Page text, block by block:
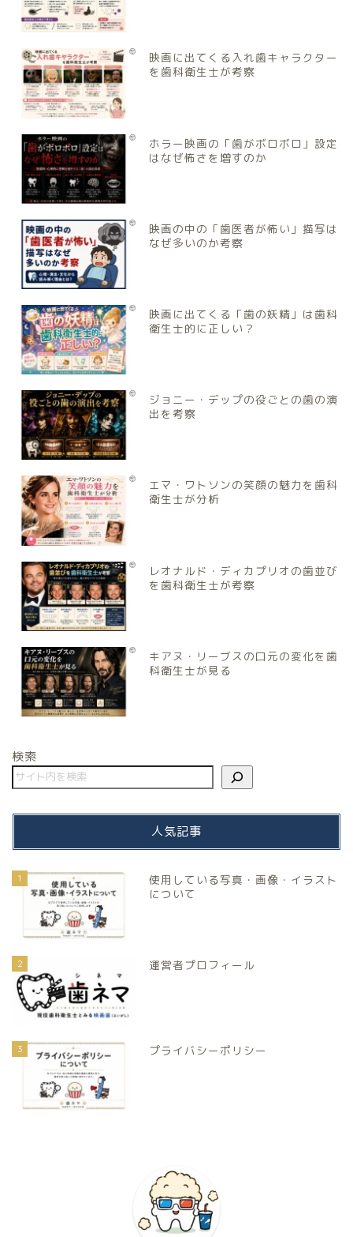
映画に出てくる入れ歯キャラクター
を歯科衛生士が考察
ホラー映画の「歯がボロボロ」設定
はなぜ怖さを増すのか
映画の中の「歯医者が怖い」描写は
なぜ多いのか考察
映画に出てくる「歯の妖精」は歯科
衛生士的に正しい？
ジョニー・デップの役ごとの歯の演
出を考察
エマ・ワトソンの笑顔の魅力を歯科
衛生士が分析
レオナルド・ディカプリオの歯並び
を歯科衛生士が考察
キアヌ・リーブスの口元の変化を歯
科衛生士が見る
検索
人気記事
1
使用している写真・画像・イラスト
について
2 運営者プロフィール
3 プライバシーポリシー